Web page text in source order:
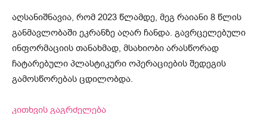
აღსანიშნავია, რომ 2023 წლამდე, მეგ რაიანი 8 წლის
განმავლობაში ეკრანზე აღარ ჩანდა. გავრცელებული
ინფორმაციის თანახმად, მსახიობი არასწორად
ჩატარებული პლასტიკური ოპერაციების შედეგის
გამოსწორებას ცდილობდა.
კითხვის გაგრძელება